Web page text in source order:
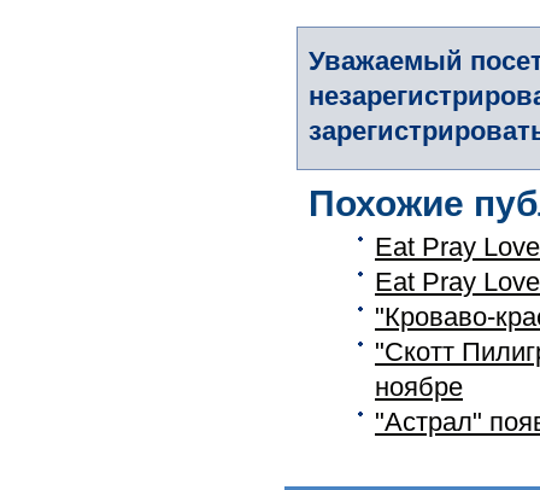
Уважаемый
Похожие
Eat Pray
Eat Pray
"Кроваво-
"Скотт
ноябре
"Астрал"